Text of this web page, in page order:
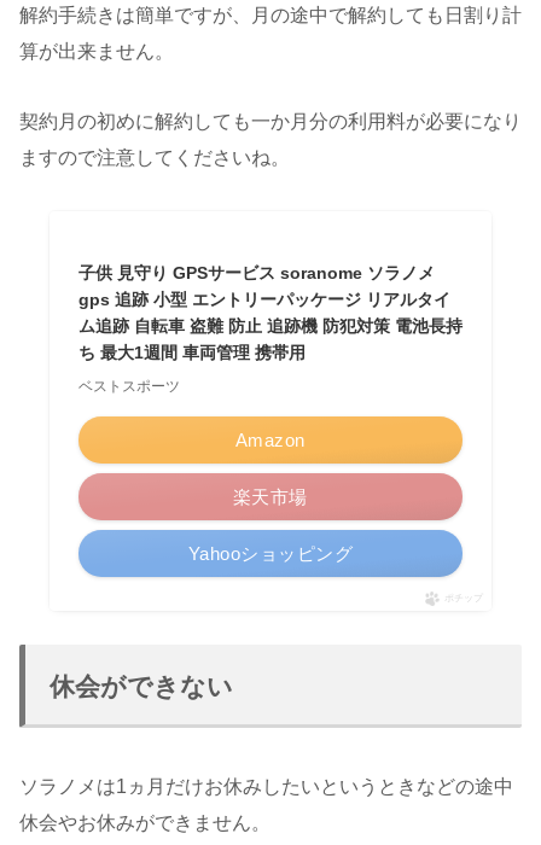
解約手続きは簡単ですが、月の途中で解約しても日割り計
算が出来ません。
契約月の初めに解約しても一か月分の利用料が必要になり
ますので注意してくださいね。
子供 見守り GPSサービス soranome ソラノメ
gps 追跡 小型 エントリーパッケージ リアルタイ
ム追跡 自転車 盗難 防止 追跡機 防犯対策 電池長持
ち 最大1週間 車両管理 携帯用
ベストスポーツ
Amazon
楽天市場
Yahooショッピング
ポチップ
休会ができない
ソラノメは1ヵ月だけお休みしたいというときなどの途中
休会やお休みができません。